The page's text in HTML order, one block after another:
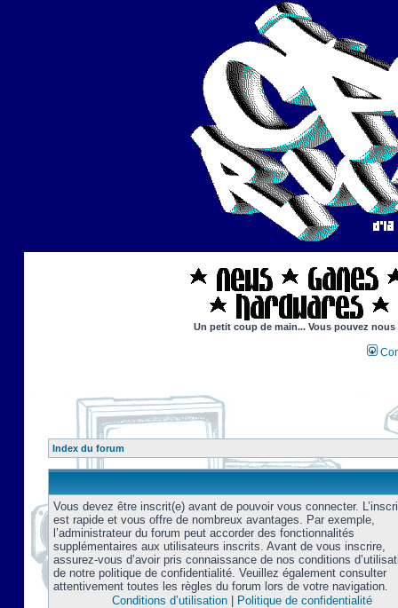
Un petit coup de main... Vous pouvez
Index du forum
Vous devez être inscrit(e) avant de pouvoir vous connecter.
est rapide et vous offre de nombreux avantages. Par exemple,
l’administrateur du forum peut accorder des fonctionnalités
supplémentaires aux utilisateurs inscrits. Avant de vous inscrire,
assurez-vous d’avoir pris connaissance de nos conditions
de notre politique de confidentialité. Veuillez également consulter
attentivement toutes les règles du forum lors de votre navigation.
Conditions d’utilisation| Politique de confidentialité